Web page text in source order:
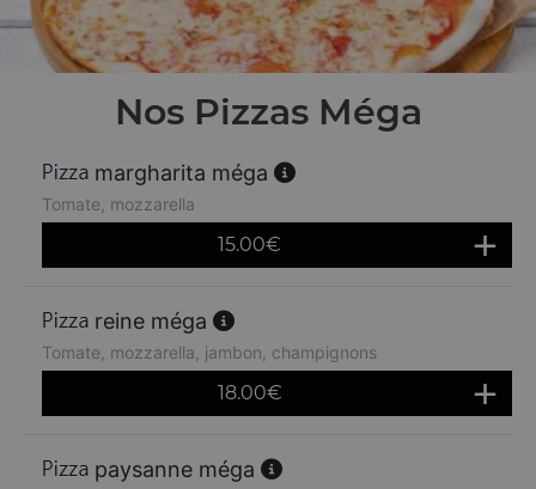
Nos Pizzas Méga
margharita méga
Tomate, mozzarella
15.00€
reine méga
Tomate, mozzarella, jambon, champignons
18.00€
paysanne méga